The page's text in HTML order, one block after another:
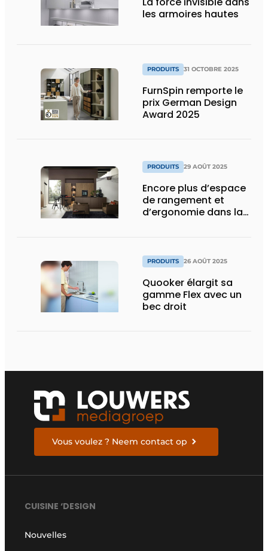
les armoires hautes
PRODUITS 31 OCTOBRE 2025
FurnSpin remporte le
prix German Design
Award 2025
PRODUITS 29 AOÛT 2025
Encore plus d’espace
de rangement et
d’ergonomie dans la
PRODUITS 26 AOÛT 2025
Quooker élargit sa
gamme Flex avec un
bec droit
Vous voulez ? Neem contact op
CUISINE ‘DESIGN
Nouvelles